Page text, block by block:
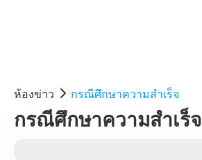
ห้องข่าว กรณีศึกษาความสำเร็จ
กรณีศึกษาความสำเร็จ